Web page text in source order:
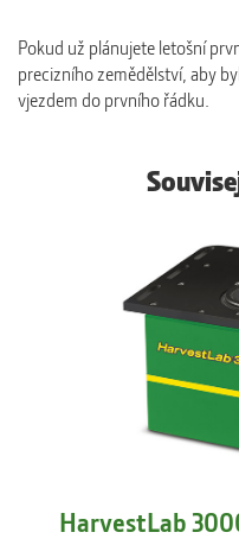
Pokud už plánujete letošní
precizního zemědělství, aby
vjezdem do prvního řádku.
HarvestLab